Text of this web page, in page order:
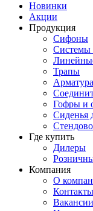
Новинки
Акции
Продукция
Сифоны
Системы
Трапы
Арматура
Гофры и
Сиденья
Где купить
Дилеры
Компания
О
Контакты
Вакансии